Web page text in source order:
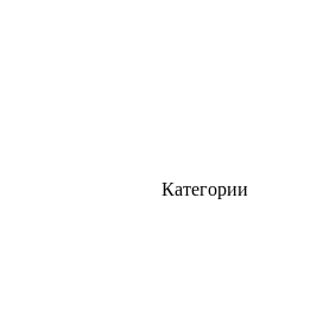
Категории